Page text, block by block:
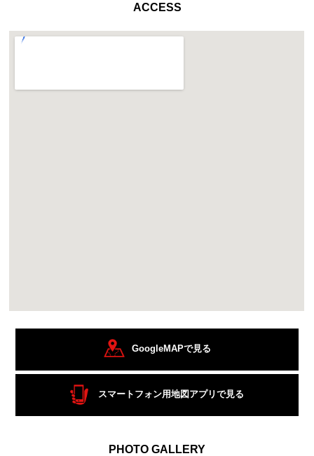
ACCESS
GoogleMAPで見る
スマートフォン用地図アプリで見る
PHOTO GALLERY